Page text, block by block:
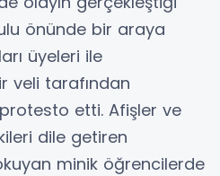
önünde bir araya
üyeleri ile
veli tarafından
etti. Afişler ve
dile getiren
minik öğrencilerde